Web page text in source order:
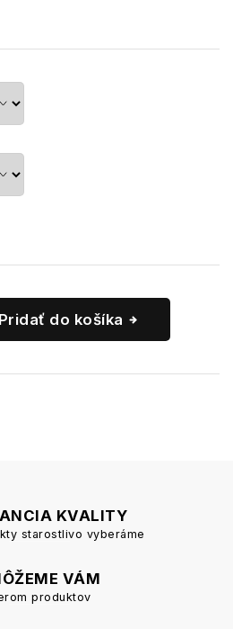
Pridať do košíka
KVALITY
starostlivo vyberáme
VÁM
produktov